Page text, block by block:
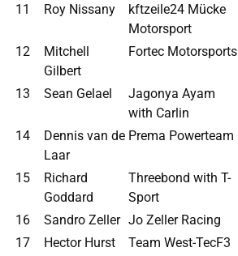
11
Roy Nissany
kftzeile24 Mücke
Motorsport
12
Mitchell
Gilbert
Fortec Motorsports
13 Sean Gelael
Jagonya Ayam
with Carlin
14
Dennis van de
Laar
Prema Powerteam
15
Richard
Goddard
Threebond with T-
Sport
16 Sandro Zeller Jo Zeller Racing
17
Hector Hurst Team West-TecF3